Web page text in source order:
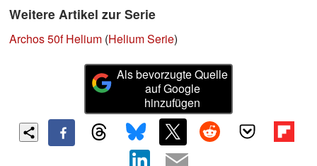
Weitere Artikel zur Serie
Archos 50f Helium (Helium Serie)
Als bevorzugte Quelle
auf Google
hinzufügen